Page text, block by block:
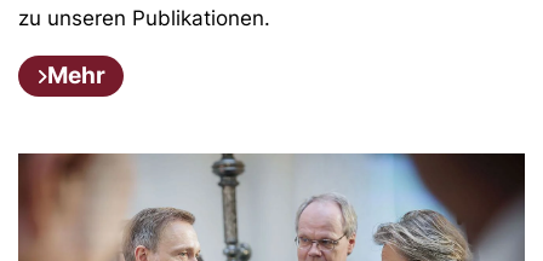
zu unseren Publikationen.
Mehr